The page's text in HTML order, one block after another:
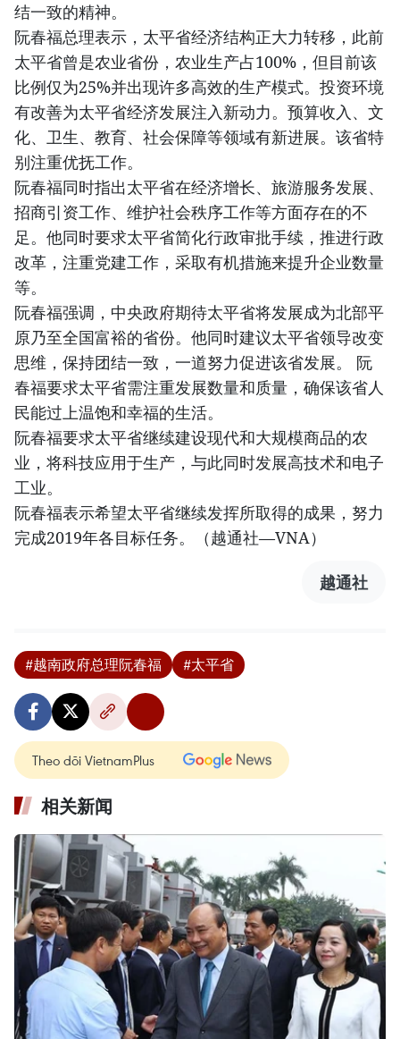
结一致的精神。
阮春福总理表示，太平省经济结构正大力转移，此前
太平省曾是农业省份，农业生产占100%，但目前该
比例仅为25%并出现许多高效的生产模式。投资环境
有改善为太平省经济发展注入新动力。预算收入、文
化、卫生、教育、社会保障等领域有新进展。该省特
别注重优抚工作。
阮春福同时指出太平省在经济增长、旅游服务发展、
招商引资工作、维护社会秩序工作等方面存在的不
足。他同时要求太平省简化行政审批手续，推进行政
改革，注重党建工作，采取有机措施来提升企业数量
等。
阮春福强调，中央政府期待太平省将发展成为北部平
原乃至全国富裕的省份。他同时建议太平省领导改变
思维，保持团结一致，一道努力促进该省发展。 阮
春福要求太平省需注重发展数量和质量，确保该省人
民能过上温饱和幸福的生活。
阮春福要求太平省继续建设现代和大规模商品的农
业，将科技应用于生产，与此同时发展高技术和电子
工业。
阮春福表示希望太平省继续发挥所取得的成果，努力
完成2019年各目标任务。（越通社—VNA）
越通社
#越南政府总理阮春福 #太平省
Theo dõi VietnamPlus
相关新闻